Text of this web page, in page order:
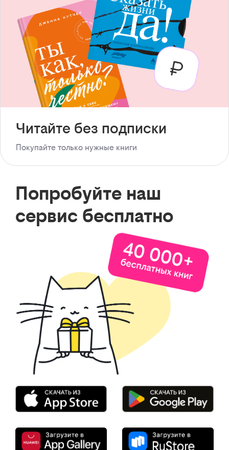
Читайте без подписки
Покупайте только нужные книги
Попробуйте наш
сервис бесплатно